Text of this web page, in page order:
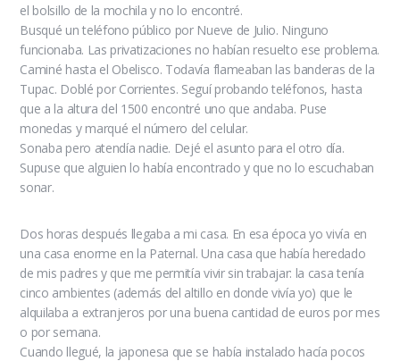
el bolsillo de la mochila y no lo encontré.
Busqué un teléfono público por Nueve de Julio. Ninguno
funcionaba. Las privatizaciones no habían resuelto ese problema.
Caminé hasta el Obelisco. Todavía flameaban las banderas de la
Tupac. Doblé por Corrientes. Seguí probando teléfonos, hasta
que a la altura del 1500 encontré uno que andaba. Puse
monedas y marqué el número del celular.
Sonaba pero atendía nadie. Dejé el asunto para el otro día.
Supuse que alguien lo había encontrado y que no lo escuchaban
sonar.
Dos horas después llegaba a mi casa. En esa época yo vivía en
una casa enorme en la Paternal. Una casa que había heredado
de mis padres y que me permitía vivir sin trabajar: la casa tenía
cinco ambientes (además del altillo en donde vivía yo) que le
alquilaba a extranjeros por una buena cantidad de euros por mes
o por semana.
Cuando llegué, la japonesa que se había instalado hacía pocos